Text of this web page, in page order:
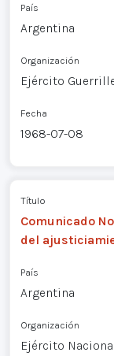
País
Argentina
Organización
Ejército
Fecha
1968-07-08
Título
Comunicado
del
País
Argentina
Organización
Ejército